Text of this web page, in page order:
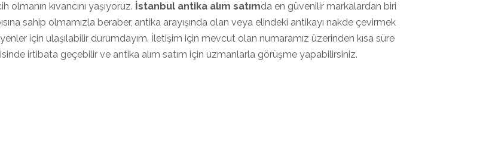
olmanın kıvancını yaşıyoruz. İstanbul antika alım satımda en güvenilir markalardan biri
sahip olmamızla beraber, antika arayışında olan veya elindeki antikayı nakde çevirmek
için ulaşılabilir durumdayım. İletişim için mevcut olan numaramız üzerinden kısa süre
irtibata geçebilir ve antika alım satım için uzmanlarla görüşme yapabilirsiniz.